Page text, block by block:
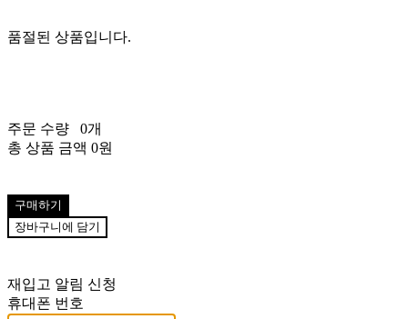
품절된 상품입니다.
주문 수량
0개
총 상품 금액 0원
구매하기
장바구니에 담기
재입고 알림 신청
휴대폰 번호